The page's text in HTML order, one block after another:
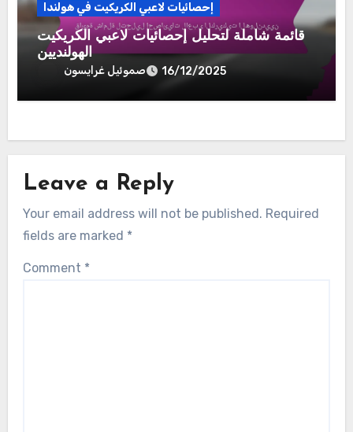
إحصائيات لاعبي الكريكيت في هولندا
قائمة شاملة لتحليل إحصائيات لاعبي الكريكيت
الهولنديين
صموئيل غرايسون 16/12/2025
Leave a Reply
Your email address will not be published. Required
fields are marked *
Comment *